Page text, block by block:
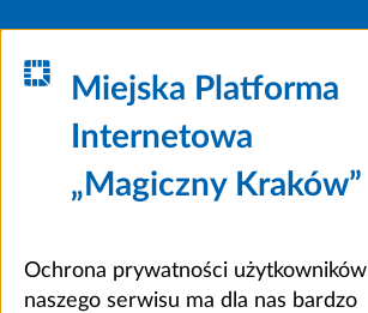
Miejska Platforma
Internetowa
„Magiczny Kraków”
Ochrona prywatności użytkowników
naszego serwisu ma dla nas bardzo